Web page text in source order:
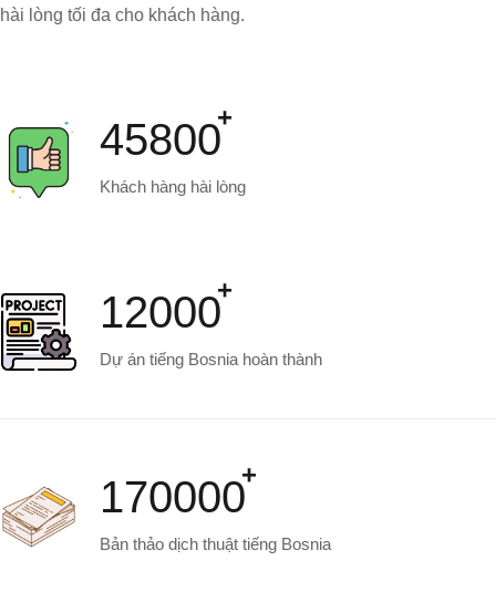
hài lòng tối đa cho khách hàng.
45800
Khách hàng hài lòng
12000
Dự án tiếng Bosnia hoàn thành
170000
Bản thảo dịch thuật tiếng Bosnia